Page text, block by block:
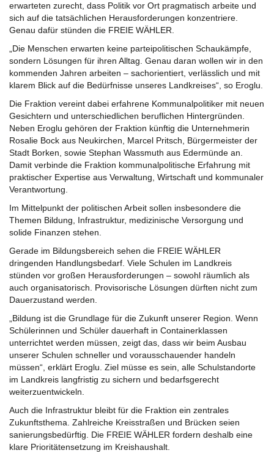
erwarteten zurecht, dass Politik vor Ort pragmatisch arbeite und
sich auf die tatsächlichen Herausforderungen konzentriere.
Genau dafür stünden die FREIE WÄHLER.
„Die Menschen erwarten keine parteipolitischen Schaukämpfe,
sondern Lösungen für ihren Alltag. Genau daran wollen wir in den
kommenden Jahren arbeiten – sachorientiert, verlässlich und mit
klarem Blick auf die Bedürfnisse unseres Landkreises“, so Eroglu.
Die Fraktion vereint dabei erfahrene Kommunalpolitiker mit neuen
Gesichtern und unterschiedlichen beruflichen Hintergründen.
Neben Eroglu gehören der Fraktion künftig die Unternehmerin
Rosalie Bock aus Neukirchen, Marcel Pritsch, Bürgermeister der
Stadt Borken, sowie Stephan Wassmuth aus Edermünde an.
Damit verbinde die Fraktion kommunalpolitische Erfahrung mit
praktischer Expertise aus Verwaltung, Wirtschaft und kommunaler
Verantwortung.
Im Mittelpunkt der politischen Arbeit sollen insbesondere die
Themen Bildung, Infrastruktur, medizinische Versorgung und
solide Finanzen stehen.
Gerade im Bildungsbereich sehen die FREIE WÄHLER
dringenden Handlungsbedarf. Viele Schulen im Landkreis
stünden vor großen Herausforderungen – sowohl räumlich als
auch organisatorisch. Provisorische Lösungen dürften nicht zum
Dauerzustand werden.
„Bildung ist die Grundlage für die Zukunft unserer Region. Wenn
Schülerinnen und Schüler dauerhaft in Containerklassen
unterrichtet werden müssen, zeigt das, dass wir beim Ausbau
unserer Schulen schneller und vorausschauender handeln
müssen“, erklärt Eroglu. Ziel müsse es sein, alle Schulstandorte
im Landkreis langfristig zu sichern und bedarfsgerecht
weiterzuentwickeln.
Auch die Infrastruktur bleibt für die Fraktion ein zentrales
Zukunftsthema. Zahlreiche Kreisstraßen und Brücken seien
sanierungsbedürftig. Die FREIE WÄHLER fordern deshalb eine
klare Prioritätensetzung im Kreishaushalt.